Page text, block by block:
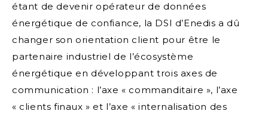
étant de devenir opérateur de données
énergétique de confiance, la DSI d’Enedis a dû
changer son orientation client pour être le
partenaire industriel de l’écosystème
énergétique en développant trois axes de
communication : l’axe « commanditaire », l’axe
« clients finaux » et l’axe « internalisation des